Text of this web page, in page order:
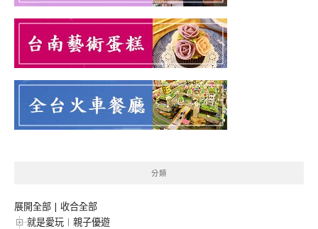
分類
展開全部 | 收合全部
就是愛玩︱親子優遊